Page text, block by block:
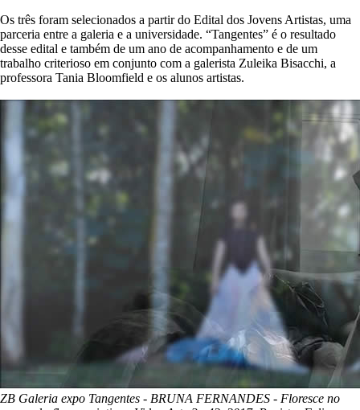
Os três foram selecionados a partir do Edital dos Jovens Artistas, uma
parceria entre a galeria e a universidade. “Tangentes” é o resultado
desse edital e também de um ano de acompanhamento e de um
trabalho criterioso em conjunto com a galerista Zuleika Bisacchi, a
professora Tania Bloomfield e os alunos artistas.
ZB Galeria expo Tangentes - BRUNA FERNANDES - Floresce no